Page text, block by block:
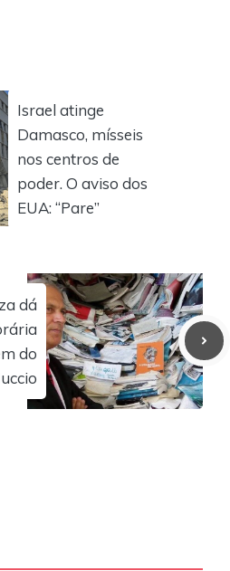
Israel atinge
Damasco, mísseis
nos centros de
poder. O aviso dos
EUA: “Pare”
dá
do